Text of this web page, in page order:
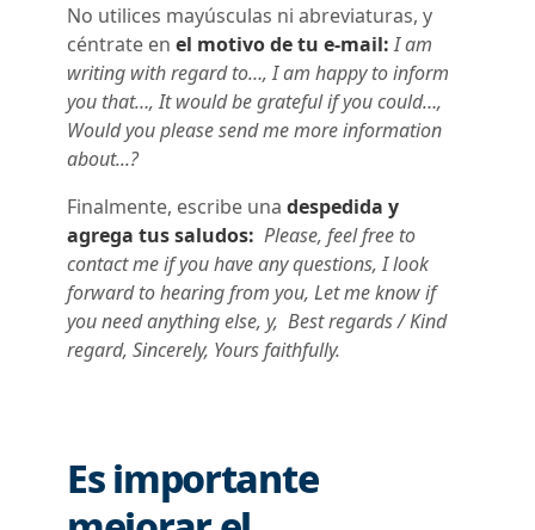
No utilices mayúsculas ni abreviaturas, y
céntrate en el motivo de tu e-mail: I am
writing with regard to…, I am happy to inform
you that…, It would be grateful if you could…,
Would you please send me more information
about...?
Finalmente, escribe una despedida y
agrega tus saludos: Please, feel free to
contact me if you have any questions, I look
forward to hearing from you, Let me know if
you need anything else, y, Best regards / Kind
regard, Sincerely, Yours faithfully.
Es importante